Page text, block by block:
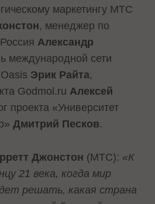
маркетингу МТС
, менеджер по
Александр
международной сети
Эрик Райта,
Godmol.ru Алексей
проекта «Университет
Дмитрий Песков.
Джонстон (МТС): «К
21 века, когда мир
решать, какая страна